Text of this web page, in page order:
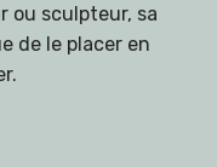
ou sculpteur, sa
de le placer en